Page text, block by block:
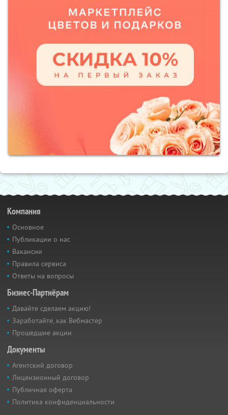
Компания
Основное
Публикации о нас
Вакансии
Правила сервиса
Ответы на вопросы
Бизнес-Партнёрам
Давайте сделаем акцию!
Заработайте, как Вебмастер
Прошедшие акции
Документы
Агентский договор
Лицензионный договор
Публичная оферта
Политика конфиденциальности